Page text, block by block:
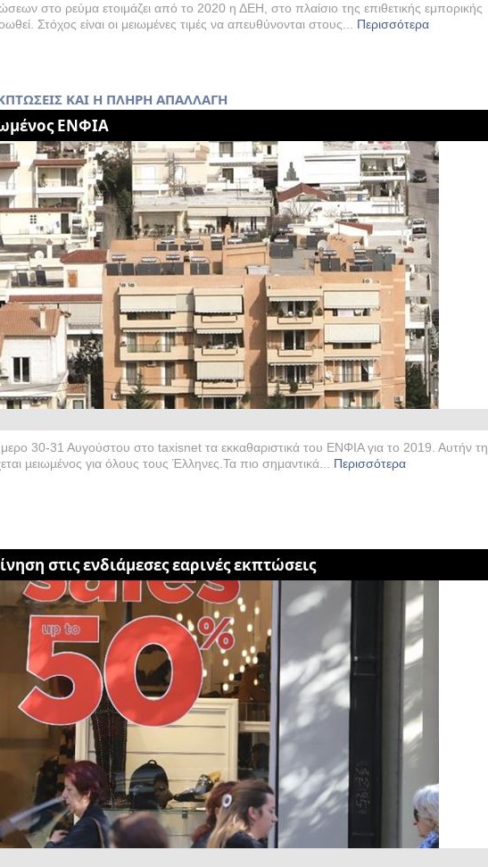
στο ρεύμα ετοιμάζει από το 2020 η ΔΕΗ, στο πλαίσιο της επιθετικής εμπορικής
Στόχος είναι οι μειωμένες τιμές να απευθύνονται στους... Περισσότερα
ΚΑΙ Η ΠΛΗΡΗ ΑΠΑΛΛΑΓΗ
ΕΝΦΙΑ
30-31 Αυγούστου στο taxisnet τα εκκαθαριστικά του ΕΝΦΙΑ για το 2019. Αυτήν τη
µειωµένος για όλους τους Έλληνες.Τα πιο σημαντικά... Περισσότερα
στις ενδιάμεσες εαρινές εκπτώσεις